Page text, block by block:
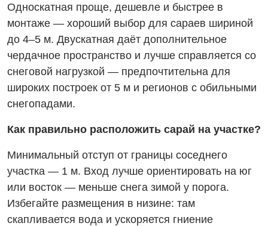
Односкатная проще, дешевле и быстрее в
монтаже — хороший выбор для сараев шириной
до 4–5 м. Двускатная даёт дополнительное
чердачное пространство и лучше справляется со
снеговой нагрузкой — предпочтительна для
широких построек от 5 м и регионов с обильными
снегопадами.
Как правильно расположить сарай на участке?
Минимальный отступ от границы соседнего
участка — 1 м. Вход лучше ориентировать на юг
или восток — меньше снега зимой у порога.
Избегайте размещения в низине: там
скапливается вода и ускоряется гниение